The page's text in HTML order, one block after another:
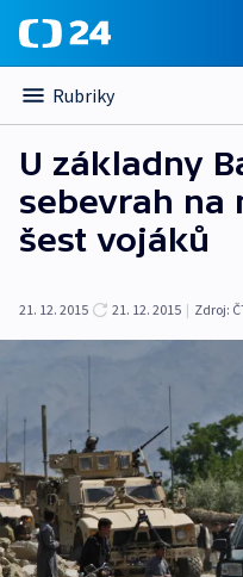
Rubriky
U základny
sebevrah na
šest vojáků
21. 12. 2015 21. 12. 2015 | Zdroj: